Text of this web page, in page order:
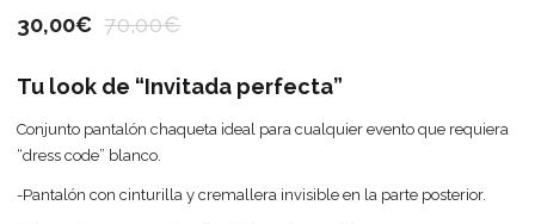
30,00€ 70,00€
Tu look de “Invitada perfecta”
Conjunto pantalón chaqueta ideal para cualquier evento que requiera
“dress code” blanco.
-Pantalón con cinturilla y cremallera invisible en la parte posterior.